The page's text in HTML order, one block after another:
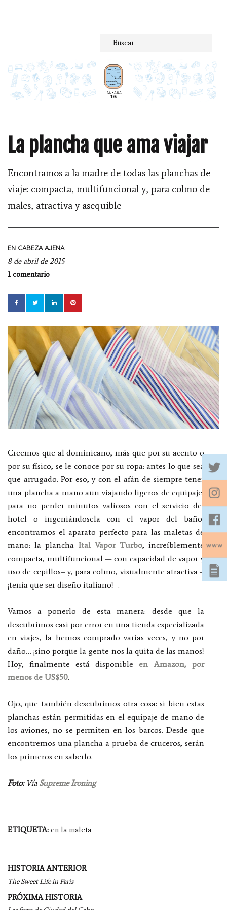
La plancha que ama viajar
Encontramos a la madre de todas las planchas de
viaje: compacta, multifuncional y, para colmo de
males, atractiva y asequible
EN CABEZA AJENA
8 de abril de 2015
1 comentario
Creemos que al dominicano, más que por su acento o
por su físico, se le conoce por su ropa: antes lo que sea
que arrugado. Por eso, y con el afán de siempre tener
una plancha a mano aun viajando ligeros de equipaje,
para no perder minutos valiosos con el servicio del
hotel o ingeniándosela con el vapor del baño,
encontramos el aparato perfecto para las maletas de
mano: la plancha Ital Vapor Turbo, increíblemente
compacta, multifuncional — con capacidad de vapor y
uso de cepillos– y, para colmo, visualmente atractiva –
¡tenía que ser diseño italiano!–.
Vamos a ponerlo de esta manera: desde que la
descubrimos casi por error en una tienda especializada
en viajes, la hemos comprado varias veces, y no por
daño… ¡sino porque la gente nos la quita de las manos!
Hoy, finalmente está disponible en Amazon, por
menos de US$50.
Ojo, que también descubrimos otra cosa: si bien estas
planchas están permitidas en el equipaje de mano de
los aviones, no se permiten en los barcos. Desde que
encontremos una plancha a prueba de cruceros, serán
los primeros en saberlo.
Foto:Vía Supreme Ironing
ETIQUETA: en la maleta
Navegación
por
entradas
HISTORIA ANTERIOR
The Sweet Life in Paris
PRÓXIMA HISTORIA